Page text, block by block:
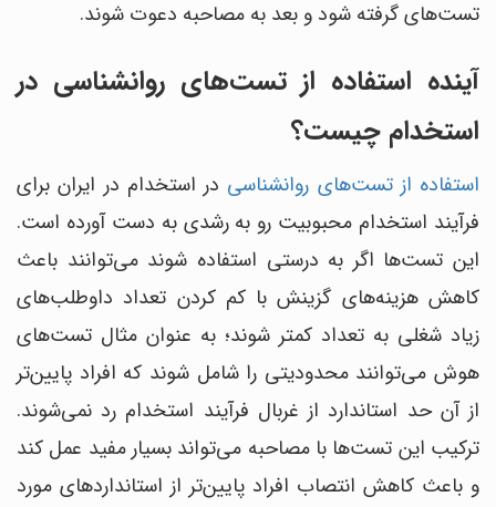
تست‌های گرفته شود و بعد به مصاحبه دعوت شوند.
آینده استفاده از تست‌های روانشناسی در
استخدام چیست؟
استفاده از تست‌های روانشناسی در استخدام در ایران برای
فرآیند استخدام محبوبیت رو به رشدی به دست آورده است.
این تست‌ها اگر به درستی استفاده شوند می‌توانند باعث
کاهش هزینه‌های گزینش با کم کردن تعداد داوطلب‎‌های
زیاد شغلی به تعداد کمتر شوند؛ به عنوان مثال تست‌های
هوش می‌توانند محدودیتی را شامل شوند که افراد پایین‌تر
از آن حد استاندارد از غربال فرآیند استخدام رد نمی‌شوند.
ترکیب این تست‌ها با مصاحبه‎ می‎‌تواند بسیار مفید عمل کند
و باعث کاهش انتصاب افراد پایین‌تر از استانداردهای مورد